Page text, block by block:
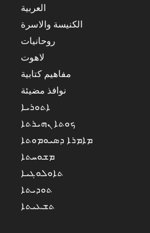
العربية
الكنيسة والاسرة
روحانيات
لاهوت
مفاهيم كتابية
نوافذ مضيئة
ܐܬܘܪܝܐ
ܟܘܬܐ ܢܗܝܪܬܐ
ܡܐܡܪܐ ܕܣܝܘܡܘܬܐ
ܡܫܘܚܬܐ
ܬܐܘܠܘܓܝܐ
ܬܘܕܝܬܐ
ܬܫܥܝܬܐ